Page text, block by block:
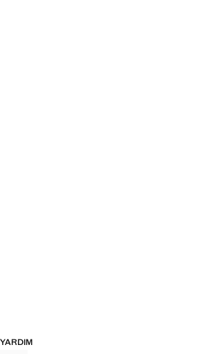
YARDIM